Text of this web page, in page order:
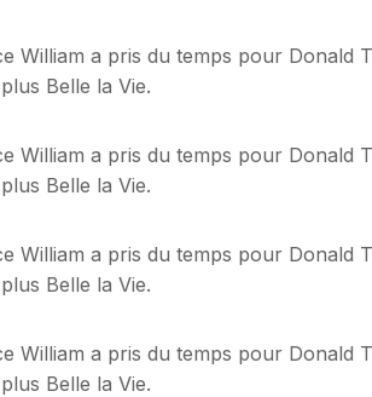
William a pris du temps pour Donald
Belle la Vie.
William a pris du temps pour Donald
Belle la Vie.
William a pris du temps pour Donald
Belle la Vie.
William a pris du temps pour Donald
Belle la Vie.